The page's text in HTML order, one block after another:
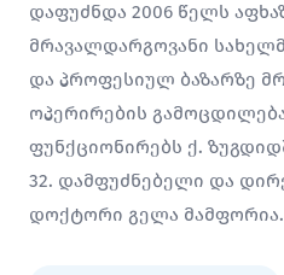
დაფუძნდა 2006 წელს
მრავალდარგოვანი
და პროფესიულ ბაზარზე
ოპერირების გამოცდილება
ფუნქციონირებს ქ.
32. დამფუძნებელი და
დოქტორი გელა მამფორია.